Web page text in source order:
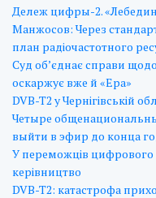
Дележ цифры-2.
Манжосов: Через
план радіочастотного
Суд об’єднає справи
оскаржує вже й «Ера»
DVB-T2 у Чернігівській
Четыре
выйти в эфир до конца
У переможців
керівництво
DVB-T2: катастрофа